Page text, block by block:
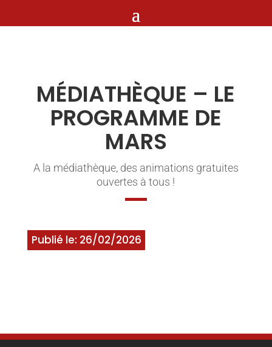
MÉDIATHÈQUE – LE
PROGRAMME DE
MARS
A la médiathèque, des animations gratuites
ouvertes à tous !
Publié le: 26/02/2026